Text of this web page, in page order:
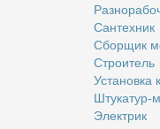
Сан­тех­ник
Сбор­щик
Стро­и­тель
Уста­нов­ка
Шту­ка­тур-
Элек­трик